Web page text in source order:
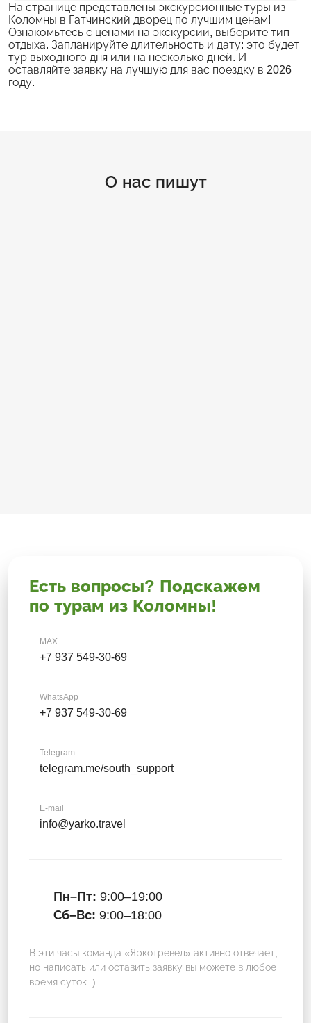
На странице представлены экскурсионные туры из
Коломны в Гатчинский дворец по лучшим ценам!
Ознакомьтесь с ценами на экскурсии, выберите тип
отдыха. Запланируйте длительность и дату: это будет
тур выходного дня или на несколько дней. И
оставляйте заявку на лучшую для вас поездку в 2026
году.
О нас пишут
Есть вопросы? Подскажем
по турам из Коломны!
MAX
+7 937 549-30-69
WhatsApp
+7 937 549-30-69
Telegram
telegram.me/south_support
E-mail
info@yarko.travel
Пн–Пт: 9:00–19:00
Сб–Вс: 9:00–18:00
В эти часы команда «Яркотревел» активно отвечает,
но написать или оставить заявку вы можете в любое
время суток :)